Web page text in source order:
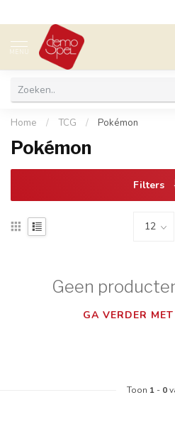
MENU
Home / TCG / Pokémon
Pokémon
Filters
Geen
GA VERDER
Toon 1 - 0